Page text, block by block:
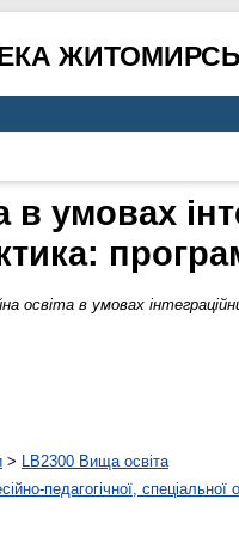
умовах
освіта в умовах
> LB2300 Вища освіта
педагогічної, спеціальної